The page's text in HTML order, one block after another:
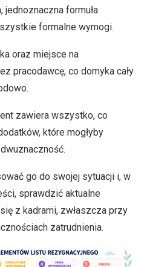
jednoznaczna formuła
formalne wymogi.
oraz miejsce na
pracodawcę, co domyka cały
zawiera wszystko, co
które mogłyby
go do swojej sytuacji i, w
sprawdzić aktualne
z kadrami, zwłaszcza przy
zatrudnienia.